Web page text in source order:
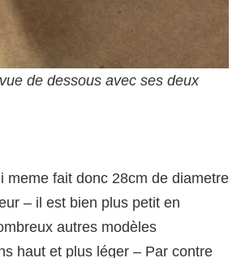
de dessous avec ses deux
meme fait donc 28cm de diametre
– il est bien plus petit en
autres modèles
haut et plus léger – Par contre